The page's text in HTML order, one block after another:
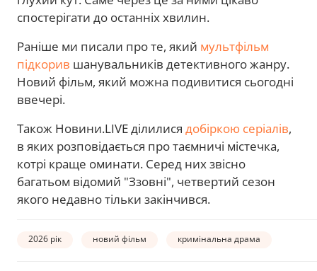
спостерігати до останніх хвилин.
Раніше ми писали про те, який мультфільм
підкорив шанувальників детективного жанру.
Новий фільм, який можна подивитися сьогодні
ввечері.
Також Новини.LIVE ділилися добіркою серіалів,
в яких розповідається про таємничі містечка,
котрі краще оминати. Серед них звісно
багатьом відомий "Ззовні", четвертий сезон
якого недавно тільки закінчився.
2026 рік новий фільм кримінальна драма